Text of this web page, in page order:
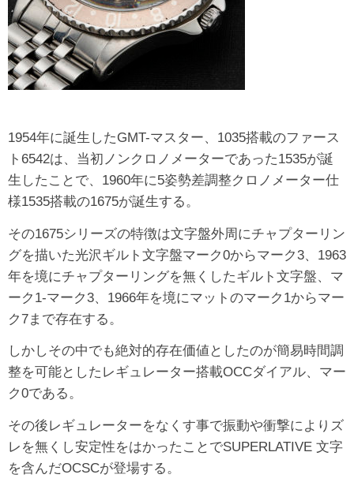
1954年に誕生したGMT-マスター、1035搭載のファース
ト6542は、当初ノンクロノメーターであった1535が誕
生したことで、1960年に5姿勢差調整クロノメーター仕
様1535搭載の1675が誕生する。
その1675シリーズの特徴は文字盤外周にチャプターリン
グを描いた光沢ギルト文字盤マーク0からマーク3、1963
年を境にチャプターリングを無くしたギルト文字盤、マ
ーク1-マーク3、1966年を境にマットのマーク1からマー
ク7まで存在する。
しかしその中でも絶対的存在価値としたのが簡易時間調
整を可能としたレギュレーター搭載OCCダイアル、マー
ク0である。
その後レギュレーターをなくす事で振動や衝撃によりズ
レを無くし安定性をはかったことでSUPERLATIVE 文字
を含んだOCSCが登場する。